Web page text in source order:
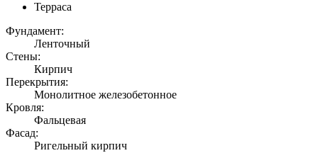
Терраса
Фундамент:
Ленточный
Стены:
Кирпич
Перекрытия:
Монолитное железобетонное
Кровля:
Фальцевая
Фасад:
Ригельный кирпич